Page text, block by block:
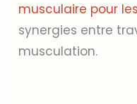
musculaire pour
synergies entre
musculation.